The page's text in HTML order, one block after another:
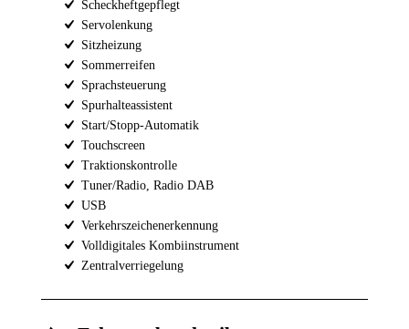
Scheckheftgepflegt
Servolenkung
Sitzheizung
Sommerreifen
Sprachsteuerung
Spurhalteassistent
Start/Stopp-Automatik
Touchscreen
Traktionskontrolle
Tuner/Radio, Radio DAB
USB
Verkehrszeichenerkennung
Volldigitales Kombiinstrument
Zentralverriegelung